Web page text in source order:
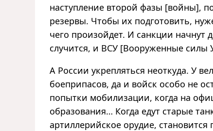
наступление второй фазы [войны],
резервы. Чтобы их подготовить,
чего произойдет. И санкции начнут
случится, и ВСУ [Вооруженные силы
А России укрепляться неоткуда. У
боеприпасов, да и войск особо не
попытки мобилизации, когда на
образования… Когда едут старые
артиллерийское орудие,